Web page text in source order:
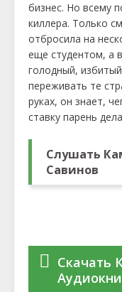
бизнес. Но всему
киллера. Только
отбросила на
еще студентом, а
голодный,
переживать те
руках, он знает,
ставку парень
Слушать
Савинов
Скачать